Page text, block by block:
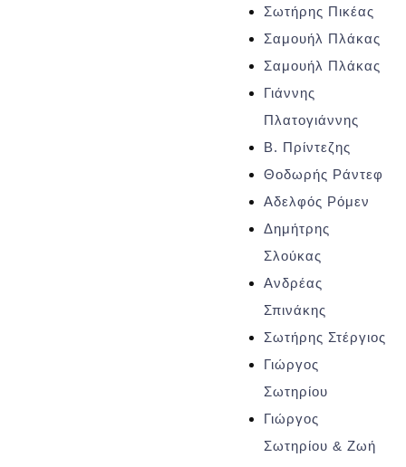
Σωτήρης Πικέας
Σαμουήλ Πλάκας
Σαμουήλ Πλάκας
Γιάννης
Πλατογιάννης
Β. Πρίντεζης
Θοδωρής Ράντεφ
Αδελφός Ρόμεν
Δημήτρης
Σλούκας
Ανδρέας
Σπινάκης
Σωτήρης Στέργιος
Γιώργος
Σωτηρίου
Γιώργος
Σωτηρίου & Ζωή